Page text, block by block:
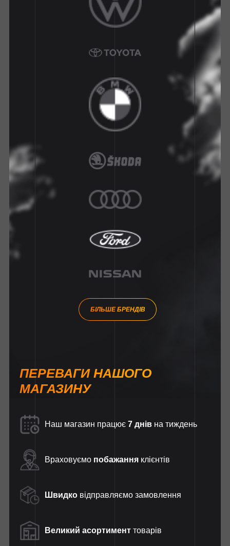
БІЛЬШЕ БРЕНДІВ
ПЕРЕВАГИ НАШОГО
МАГАЗИНУ
Наш магазин працює 7 днів на тиждень
Враховуємо побажання клієнтів
Швидко відправляємо замовлення
Великий асортимент товарів